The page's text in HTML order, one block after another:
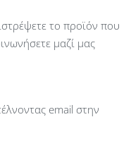
το προϊόν που
μαζί μας
email στην